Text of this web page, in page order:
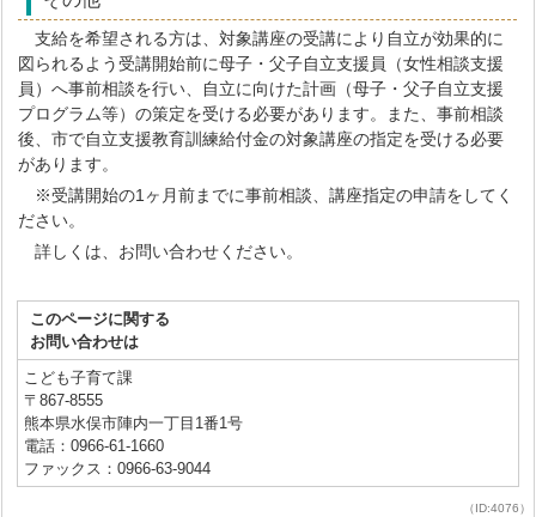
支給を希望される方は、対象講座の受講により自立が効果的に
図られるよう受講開始前に母子・父子自立支援員（女性相談支援
員）へ事前相談を行い、自立に向けた計画（母子・父子自立支援
プログラム等）の策定を受ける必要があります。また、事前相談
後、市で自立支援教育訓練給付金の対象講座の指定を受ける必要
があります。
※受講開始の1ヶ月前までに事前相談、講座指定の申請をしてく
ださい。
詳しくは、お問い合わせください。
このページに関する
お問い合わせは
こども子育て課
〒867-8555
熊本県水俣市陣内一丁目1番1号
電話：0966-61-1660
ファックス：0966-63-9044
（ID:4076）